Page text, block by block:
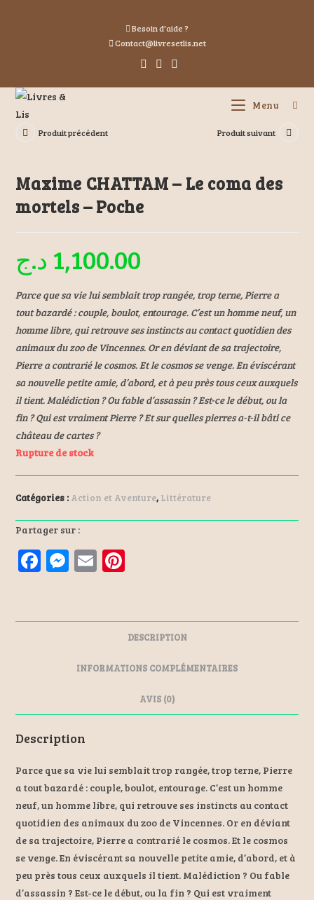
Besoin d'aide ?
Contact@livresetlis.net
Menu
Produit précédent Produit suivant
Maxime CHATTAM – Le coma des
mortels – Poche
1,100.00 د.ج
Parce que sa vie lui semblait trop rangée, trop terne, Pierre a
tout bazardé : couple, boulot, entourage. C’est un homme neuf, un
homme libre, qui retrouve ses instincts au contact quotidien des
animaux du zoo de Vincennes. Or en déviant de sa trajectoire,
Pierre a contrarié le cosmos. Et le cosmos se venge. En éviscérant
sa nouvelle petite amie, d’abord, et à peu près tous ceux auxquels
il tient. Malédiction ? Ou fable d’assassin ? Est-ce le début, ou la
fin ? Qui est vraiment Pierre ? Et sur quelles pierres a-t-il bâti ce
château de cartes ?
Rupture de stock
Catégories : Action et Aventure, Littérature
Partager sur :
F
b
M
n
r
E
l es
t
DESCRIPTION
INFORMATIONS COMPLÉMENTAIRES
AVIS (0)
Description
Parce que sa vie lui semblait trop rangée, trop terne, Pierre
a tout bazardé : couple, boulot, entourage. C’est un homme
neuf, un homme libre, qui retrouve ses instincts au contact
quotidien des animaux du zoo de Vincennes. Or en déviant
de sa trajectoire, Pierre a contrarié le cosmos. Et le cosmos
se venge. En éviscérant sa nouvelle petite amie, d’abord, et à
peu près tous ceux auxquels il tient. Malédiction ? Ou fable
d’assassin ? Est-ce le début, ou la fin ? Qui est vraiment